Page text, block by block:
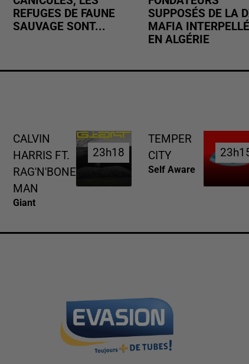
REFUGES DE FAUNE
SAUVAGE SONT...
SUPPOSÉS DE LA
MAFIA INTERPELLÉ
EN ALGÉRIE
CALVIN
HARRIS FT.
RAG'N'BONE
MAN
Giant
23h18
23h18
TEMPER
CITY
Self Aware